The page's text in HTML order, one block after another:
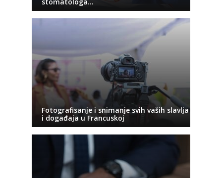
Fotografisanje i snimanje svih vaših slavlja
i događaja u Francuskoj